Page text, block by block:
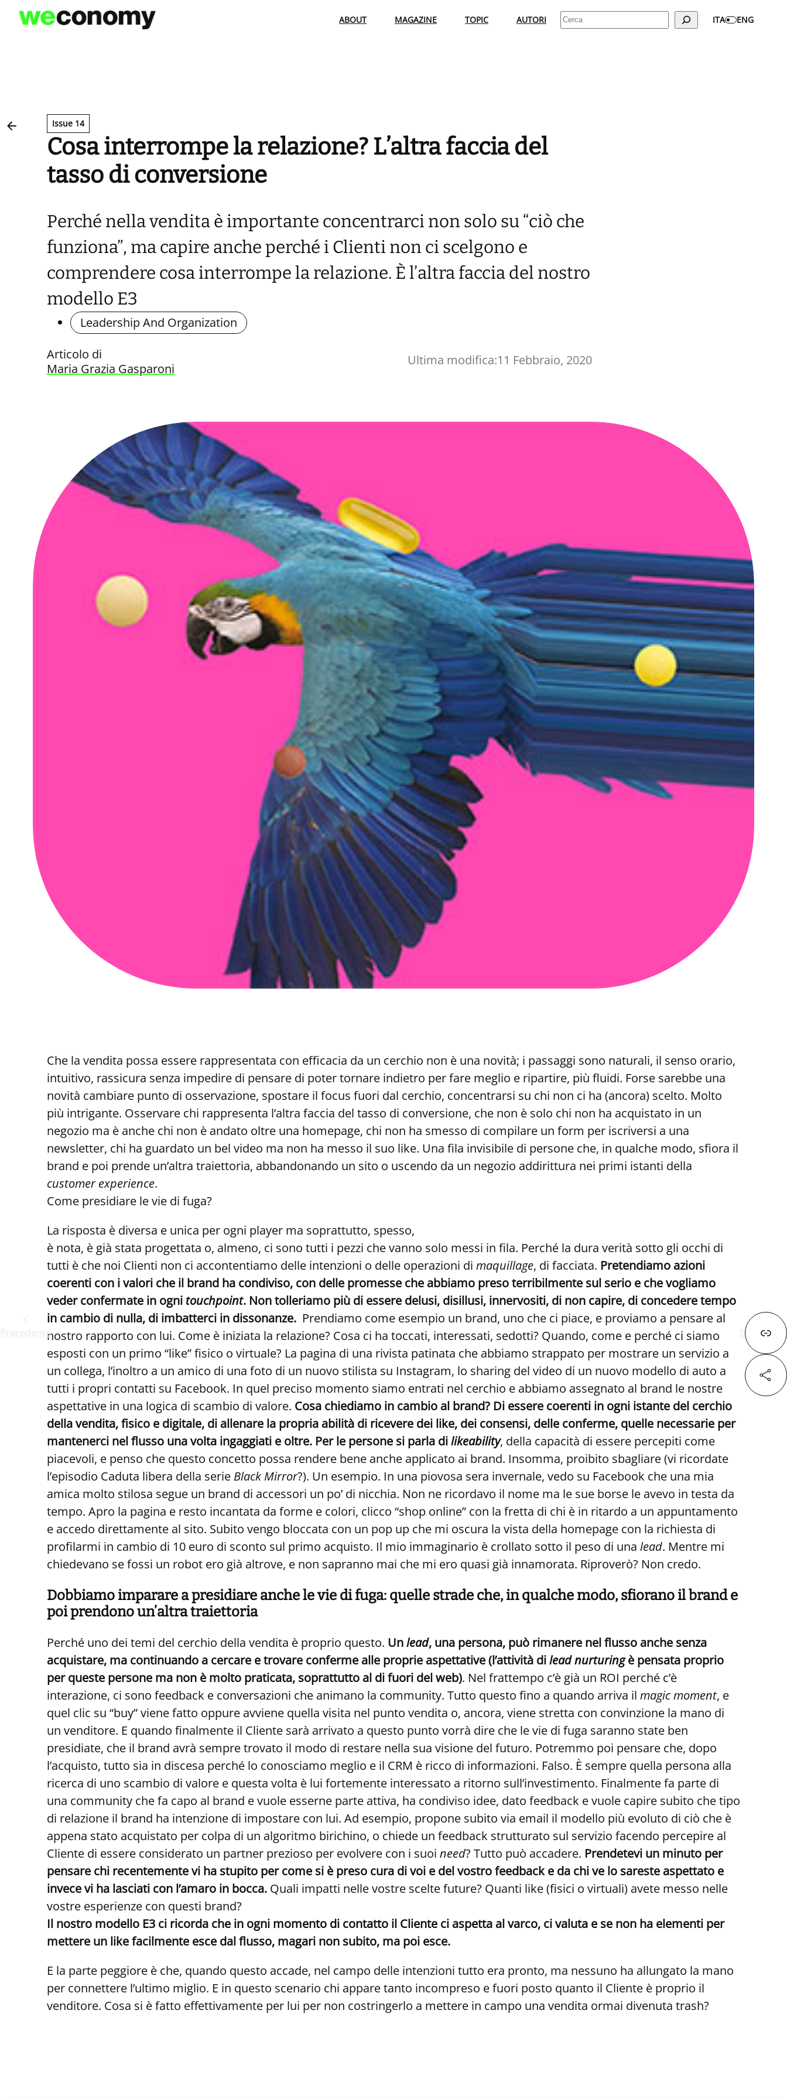
Vai
ABOUT MAGAZINE TOPIC AUTORI Cerca ITA ENG
Issue 14
Cosa interrompe la relazione? L’altra faccia del
tasso di conversione
Perché nella vendita è importante concentrarci non solo su “ciò che
funziona”, ma capire anche perché i Clienti non ci scelgono e
comprendere cosa interrompe la relazione. È l’altra faccia del nostro
modello E3
Leadership And Organization
Articolo di
Maria Grazia Gasparoni
Ultima modifica:11 Febbraio, 2020
Che la vendita possa essere rappresentata con efficacia da un cerchio non è una novità; i passaggi sono naturali, il senso orario,
intuitivo, rassicura senza impedire di pensare di poter tornare indietro per fare meglio e ripartire, più fluidi. Forse sarebbe una
novità cambiare punto di osservazione, spostare il focus fuori dal cerchio, concentrarsi su chi non ci ha (ancora) scelto. Molto
più intrigante. Osservare chi rappresenta l’altra faccia del tasso di conversione, che non è solo chi non ha acquistato in un
negozio ma è anche chi non è andato oltre una homepage, chi non ha smesso di compilare un form per iscriversi a una
newsletter, chi ha guardato un bel video ma non ha messo il suo like. Una fila invisibile di persone che, in qualche modo, sfiora il
brand e poi prende un’altra traiettoria, abbandonando un sito o uscendo da un negozio addirittura nei primi istanti della
customer experience.
Come presidiare le vie di fuga?
La risposta è diversa e unica per ogni player ma soprattutto, spesso,
è nota, è già stata progettata o, almeno, ci sono tutti i pezzi che vanno solo messi in fila. Perché la dura verità sotto gli occhi di
tutti è che noi Clienti non ci accontentiamo delle intenzioni o delle operazioni di maquillage, di facciata. Pretendiamo azioni
coerenti con i valori che il brand ha condiviso, con delle promesse che abbiamo preso terribilmente sul serio e che vogliamo
veder confermate in ogni touchpoint. Non tolleriamo più di essere delusi, disillusi, innervositi, di non capire, di concedere tempo
in cambio di nulla, di imbatterci in dissonanze. Prendiamo come esempio un brand, uno che ci piace, e proviamo a pensare al
nostro rapporto con lui. Come è iniziata la relazione? Cosa ci ha toccati, interessati, sedotti? Quando, come e perché ci siamo
esposti con un primo “like” fisico o virtuale? La pagina di una rivista patinata che abbiamo strappato per mostrare un servizio a
un collega, l’inoltro a un amico di una foto di un nuovo stilista su Instagram, lo sharing del video di un nuovo modello di auto a
tutti i propri contatti su Facebook. In quel preciso momento siamo entrati nel cerchio e abbiamo assegnato al brand le nostre
aspettative in una logica di scambio di valore. Cosa chiediamo in cambio al brand? Di essere coerenti in ogni istante del cerchio
della vendita, fisico e digitale, di allenare la propria abilità di ricevere dei like, dei consensi, delle conferme, quelle necessarie per
mantenerci nel flusso una volta ingaggiati e oltre. Per le persone si parla dilikeability, della capacità di essere percepiti come
piacevoli, e penso che questo concetto possa rendere bene anche applicato ai brand. Insomma, proibito sbagliare (vi ricordate
l’episodio Caduta libera della serie Black Mirror?). Un esempio. In una piovosa sera invernale, vedo su Facebook che una mia
amica molto stilosa segue un brand di accessori un po’ di nicchia. Non ne ricordavo il nome ma le sue borse le avevo in testa da
tempo. Apro la pagina e resto incantata da forme e colori, clicco “shop online” con la fretta di chi è in ritardo a un appuntamento
e accedo direttamente al sito. Subito vengo bloccata con un pop up che mi oscura la vista della homepage con la richiesta di
profilarmi in cambio di 10 euro di sconto sul primo acquisto. Il mio immaginario è crollato sotto il peso di una lead. Mentre mi
chiedevano se fossi un robot ero già altrove, e non sapranno mai che mi ero quasi già innamorata. Riproverò? Non credo.
Dobbiamo imparare a presidiare anche le vie di fuga: quelle strade che, in qualche modo, sfiorano il brand e
poi prendono un’altra traiettoria
Perché uno dei temi del cerchio della vendita è proprio questo. Unlead, una persona, può rimanere nel flusso anche senza
acquistare, ma continuando a cercare e trovare conferme alle proprie aspettative (l’attività dilead nurturingè pensata proprio
per queste persone ma non è molto praticata, soprattutto al di fuori del web). Nel frattempo c’è già un ROI perché c’è
interazione, ci sono feedback e conversazioni che animano la community. Tutto questo fino a quando arriva il magic moment, e
quel clic su “buy” viene fatto oppure avviene quella visita nel punto vendita o, ancora, viene stretta con convinzione la mano di
un venditore. E quando finalmente il Cliente sarà arrivato a questo punto vorrà dire che le vie di fuga saranno state ben
presidiate, che il brand avrà sempre trovato il modo di restare nella sua visione del futuro. Potremmo poi pensare che, dopo
l’acquisto, tutto sia in discesa perché lo conosciamo meglio e il CRM è ricco di informazioni. Falso. È sempre quella persona alla
ricerca di uno scambio di valore e questa volta è lui fortemente interessato a ritorno sull’investimento. Finalmente fa parte di
una community che fa capo al brand e vuole esserne parte attiva, ha condiviso idee, dato feedback e vuole capire subito che tipo
di relazione il brand ha intenzione di impostare con lui. Ad esempio, propone subito via email il modello più evoluto di ciò che è
appena stato acquistato per colpa di un algoritmo birichino, o chiede un feedback strutturato sul servizio facendo percepire al
Cliente di essere considerato un partner prezioso per evolvere con i suoi need? Tutto può accadere. Prendetevi un minuto per
pensare chi recentemente vi ha stupito per come si è preso cura di voi e del vostro feedback e da chi ve lo sareste aspettato e
invece vi ha lasciati con l’amaro in bocca. Quali impatti nelle vostre scelte future? Quanti like (fisici o virtuali) avete messo nelle
vostre esperienze con questi brand?
Il nostro modello E3 ci ricorda che in ogni momento di contatto il Cliente ci aspetta al varco, ci valuta e se non ha elementi per
mettere un like facilmente esce dal flusso, magari non subito, ma poi esce.
E la parte peggiore è che, quando questo accade, nel campo delle intenzioni tutto era pronto, ma nessuno ha allungato la mano
per connettere l’ultimo miglio. E in questo scenario chi appare tanto incompreso e fuori posto quanto il Cliente è proprio il
venditore. Cosa si è fatto effettivamente per lui per non costringerlo a mettere in campo una vendita ormai divenuta trash?
Precedente Successivo